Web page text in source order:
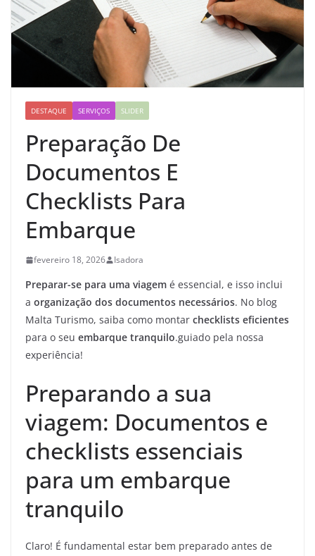
DESTAQUE SERVIÇOS SLIDER
Preparação De
Documentos E
Checklists Para
Embarque
fevereiro 18, 2026 Isadora
Preparar-se para uma viagem é essencial, e isso inclui
a organização dos documentos necessários. No blog
Malta Turismo, saiba como montar checklists eficientes
para o seu embarque tranquilo.guiado pela nossa
experiência!
Preparando a sua
viagem: Documentos e
checklists essenciais
para um embarque
tranquilo
Claro! É fundamental estar bem preparado antes de